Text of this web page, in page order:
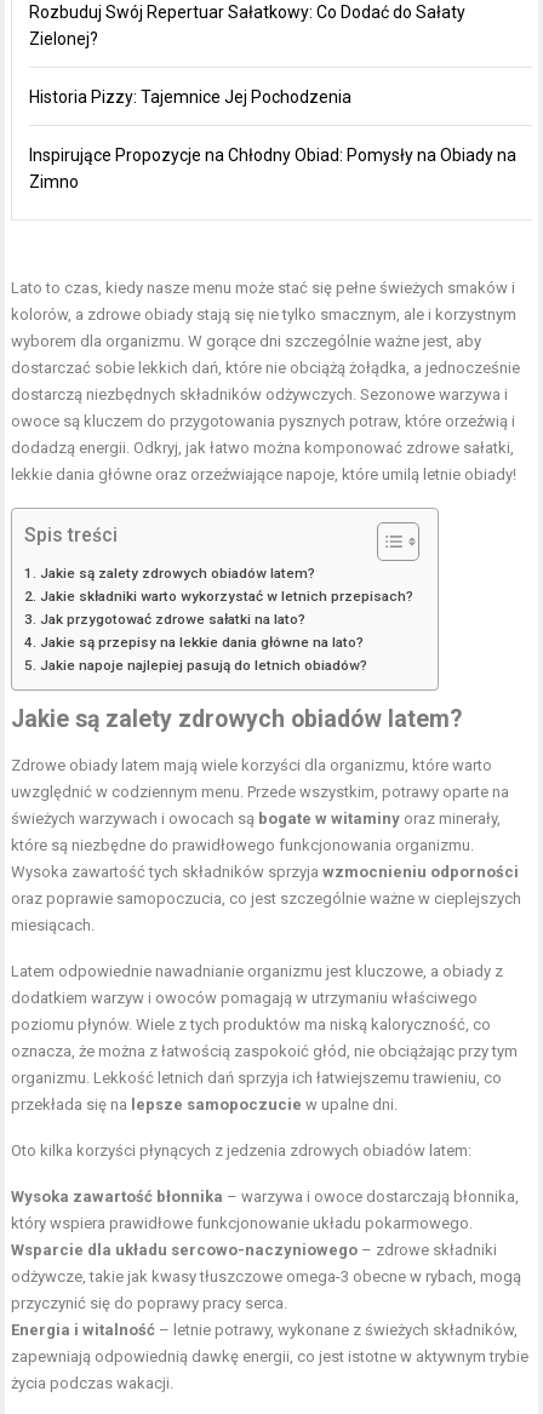
Rozbuduj Swój Repertuar Sałatkowy: Co Dodać do Sałaty
Zielonej?
Historia Pizzy: Tajemnice Jej Pochodzenia
Inspirujące Propozycje na Chłodny Obiad: Pomysły na Obiady na
Zimno
Lato to czas, kiedy nasze menu może stać się pełne świeżych smaków i
kolorów, a zdrowe obiady stają się nie tylko smacznym, ale i korzystnym
wyborem dla organizmu. W gorące dni szczególnie ważne jest, aby
dostarczać sobie lekkich dań, które nie obciążą żołądka, a jednocześnie
dostarczą niezbędnych składników odżywczych. Sezonowe warzywa i
owoce są kluczem do przygotowania pysznych potraw, które orzeźwią i
dodadzą energii. Odkryj, jak łatwo można komponować zdrowe sałatki,
lekkie dania główne oraz orzeźwiające napoje, które umilą letnie obiady!
Spis treści
Jakie są zalety zdrowych obiadów latem?
Jakie składniki warto wykorzystać w letnich przepisach?
Jak przygotować zdrowe sałatki na lato?
Jakie są przepisy na lekkie dania główne na lato?
Jakie napoje najlepiej pasują do letnich obiadów?
Jakie są zalety zdrowych obiadów latem?
Zdrowe obiady latem mają wiele korzyści dla organizmu, które warto
uwzględnić w codziennym menu. Przede wszystkim, potrawy oparte na
świeżych warzywach i owocach są bogate w witaminy oraz minerały,
które są niezbędne do prawidłowego funkcjonowania organizmu.
Wysoka zawartość tych składników sprzyjawzmocnieniu odporności
oraz poprawie samopoczucia, co jest szczególnie ważne w cieplejszych
miesiącach.
Latem odpowiednie nawadnianie organizmu jest kluczowe, a obiady z
dodatkiem warzyw i owoców pomagają w utrzymaniu właściwego
poziomu płynów. Wiele z tych produktów ma niską kaloryczność, co
oznacza, że można z łatwością zaspokoić głód, nie obciążając przy tym
organizmu. Lekkość letnich dań sprzyja ich łatwiejszemu trawieniu, co
przekłada się na lepsze samopoczucie w upalne dni.
Oto kilka korzyści płynących z jedzenia zdrowych obiadów latem:
Wysoka zawartość błonnika – warzywa i owoce dostarczają błonnika,
który wspiera prawidłowefunkcjonowanie układu pokarmowego.
Wsparcie dla układu sercowo-naczyniowego – zdrowe składniki
odżywcze, takie jak kwasy tłuszczowe omega-3 obecne w rybach, mogą
przyczynić się do poprawy pracy serca.
Energia i witalność – letnie potrawy, wykonane z świeżych składników,
zapewniają odpowiednią dawkę energii, co jest istotne w aktywnym trybie
życia podczas wakacji.